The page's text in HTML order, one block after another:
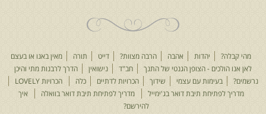
מהי קבלה? יהדות אהבה הרבה מצוות? דייט תורה
מאין באנו או בעצם
לאן אנו הולכים - הצופן הגנטי של התנך
חב"ד נישואין
הדרך לרבנות מתי והיכן
נרשמים?
בעימות עם עצמי שידוך הכרויות לדתיים כלה
הכרויות LOVELY
מדריך לפתיחת תיבת דואר בג'ימייל
מדריך לפתיחת תיבת דואר בוואלה
איך
להירשם?